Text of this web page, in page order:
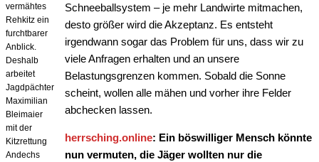
vermähtes
Rehkitz ein
furchtbarer
Anblick.
Deshalb
arbeitet
Jagdpächter
Maximilian
Bleimaier
mit der
Kitzrettung
Andechs
Schneeballsystem – je mehr Landwirte mitmachen,
desto größer wird die Akzeptanz. Es entsteht
irgendwann sogar das Problem für uns, dass wir zu
viele Anfragen erhalten und an unsere
Belastungsgrenzen kommen. Sobald die Sonne
scheint, wollen alle mähen und vorher ihre Felder
abchecken lassen.
herrsching.online: Ein böswilliger Mensch könnte
nun vermuten, die Jäger wollten nur die